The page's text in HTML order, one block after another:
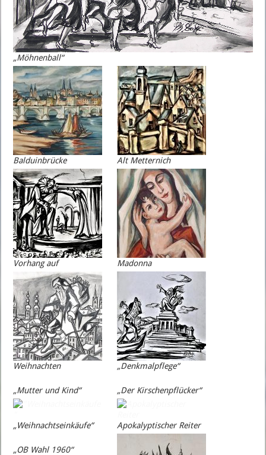
„Möhnenball“
Balduinbrücke Alt Metternich
Vorhang auf Madonna
Weihnachten „Denkmalpflege“
„Mutter und Kind“ „Der Kirschenpflücker“
„Weihnachtseinkäufe“ Apokalyptischer Reiter
„OB Wahl 1960“